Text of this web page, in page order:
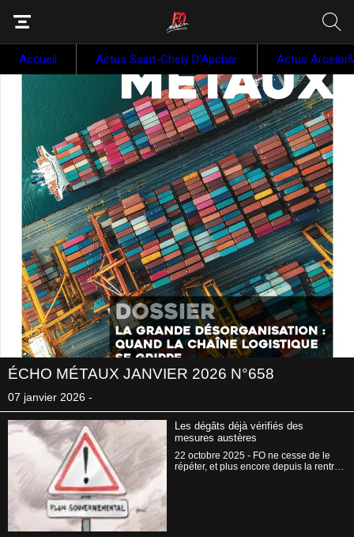
Accueil Actus Saint-Chely D'Apcher Actus
ÉCHO MÉTAUX JANVIER 2026 N°658
07 janvier 2026 -
Les dégâts déjà vérifiés des
mesures austères
22 octobre 2025 - FO ne cesse de le
répéter, et plus encore depuis la rentrée